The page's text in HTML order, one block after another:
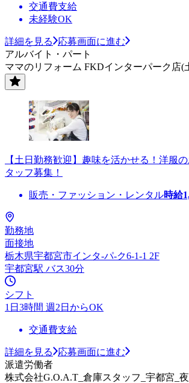
交通費支給
未経験OK
詳細を見る
応募画面に進む
アルバイト・パート
ママのリフォーム FKDインターパーク店(
【土日勤務歓迎】趣味を活かせる！洋服
タッフ募集！
販売・ファッション・レンタル時給
勤務地
面接地
栃木県宇都宮市インタ-パ-ク6-1-1 2F
宇都宮駅 バス30分
シフト
1日3時間 週2日からOK
交通費支給
詳細を見る
応募画面に進む
派遣労働者
株式会社G.O.A.T_倉庫スタッフ_宇都宮_